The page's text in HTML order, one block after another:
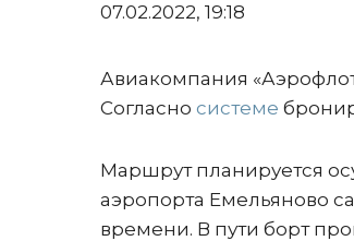
07.02.2022, 19:18
Авиакомпания
Согласно системе
Маршрут планируется
аэропорта Емельяново
времени. В пути борт